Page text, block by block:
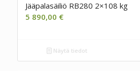
Jääpalasäiliö RB280 2×108 kg
5 890,00 €
Näytä tiedot